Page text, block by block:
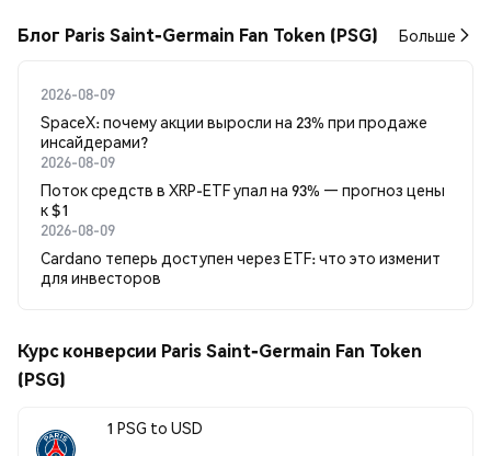
Блог Paris Saint-Germain Fan Token (PSG) Больше
2026-08-09
SpaceX: почему акции выросли на 23% при продаже
инсайдерами?
2026-08-09
Поток средств в XRP-ETF упал на 93% — прогноз цены
к $1
2026-08-09
Cardano теперь доступен через ETF: что это изменит
для инвесторов
Курс конверсии Paris Saint-Germain Fan Token
(PSG)
1 PSG to USD